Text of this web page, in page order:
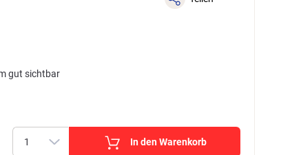
gut sichtbar
In den Warenkorb